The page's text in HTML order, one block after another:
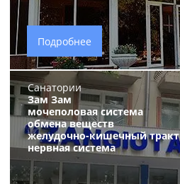
Подробнее
Санатории
Зам Зам
мочеполовая система
обмена веществ
желудочно-кишечный тракт
нервная система